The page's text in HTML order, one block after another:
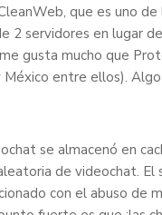
que es uno
2 servidores en lugar
gusta mucho que
México entre ellos).
se almacenó en
de videochat. El
con el abuso de